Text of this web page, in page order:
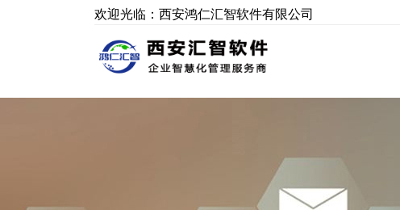
欢迎光临：西安鸿仁汇智软件有限公司